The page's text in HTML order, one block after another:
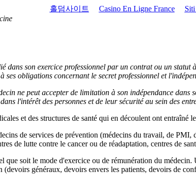
홀덤사이트 Casino En Ligne France Siti
dans son exercice professionnel par un contrat ou un
ses obligations concernant le secret professionnel et
ne peut accepter de limitation à son indépendance
l'intérêt des personnes et de leur sécurité au sein des
et des structures de santé qui en découlent ont entraîné
de services de prévention (médecins du travail, de
de lutte contre le cancer ou de réadaptation, centres de
que soit le mode d'exercice ou de rémunération du
(devoirs généraux, devoirs envers les patients, devoirs de